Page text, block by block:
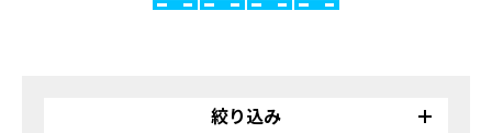
絞り込み